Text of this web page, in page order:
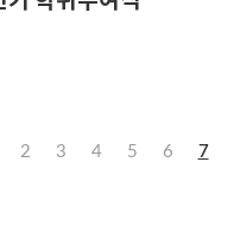
2 3 4 5 6 7